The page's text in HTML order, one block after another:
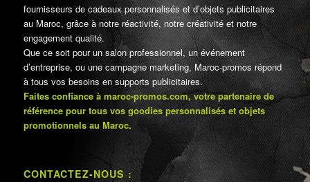
fournisseurs de cadeaux personnalisés et d’objets publicitaires
au Maroc, grâce à notre réactivité, notre créativité et notre
engagement qualité.
Que ce soit pour un salon professionnel, un événement
d’entreprise, ou une campagne marketing, Maroc-promos répond
à tous vos besoins en supports publicitaires.
Faites confiance à maroc-promos.com, votre partenaire de
référence pour tous vos goodies personnalisés et objets
promotionnels au Maroc.
CONTACTEZ-NOUS :